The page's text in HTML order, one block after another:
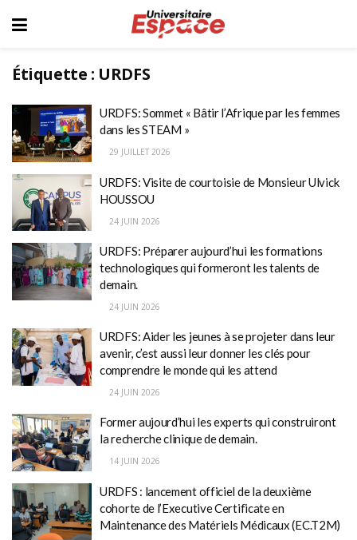
Étiquette : URDFS
URDFS: Sommet « Bâtir l’Afrique par les femmes
dans les STEAM »
29 JUILLET 2026
URDFS: Visite de courtoisie de Monsieur Ulvick
HOUSSOU
24 JUIN 2026
URDFS: Préparer aujourd’hui les formations
technologiques qui formeront les talents de
demain.
24 JUIN 2026
URDFS: Aider les jeunes à se projeter dans leur
avenir, c’est aussi leur donner les clés pour
comprendre le monde qui les attend
24 JUIN 2026
Former aujourd’hui les experts qui construiront
la recherche clinique de demain.
14 JUIN 2026
URDFS : lancement officiel de la deuxième
cohorte de l’Executive Certificate en
Maintenance des Matériels Médicaux (EC.T2M)